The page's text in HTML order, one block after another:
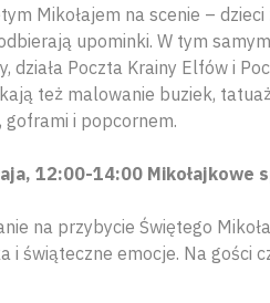
Mikołajem na scenie –
upominki. W tym
działa Poczta Krainy Elfów i
też malowanie buziek,
i popcornem.
12:00-14:00 Mikołajkowe
na przybycie Świętego
i świąteczne emocje. Na gości